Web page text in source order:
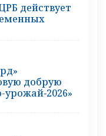
действует
добрую